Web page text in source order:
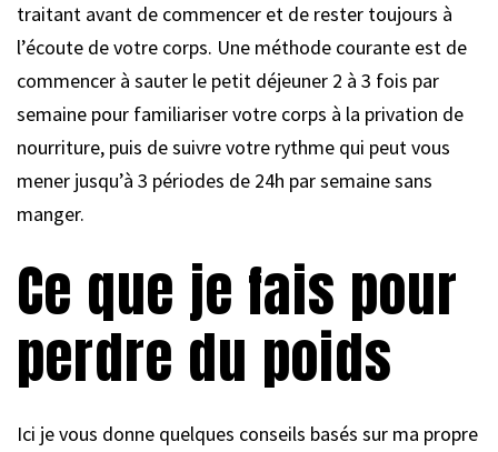
traitant avant de commencer et de rester toujours à
l’écoute de votre corps. Une méthode courante est de
commencer à sauter le petit déjeuner 2 à 3 fois par
semaine pour familiariser votre corps à la privation de
nourriture, puis de suivre votre rythme qui peut vous
mener jusqu’à 3 périodes de 24h par semaine sans
manger.
Ce que je fais pour
perdre du poids
Ici je vous donne quelques conseils basés sur ma propre